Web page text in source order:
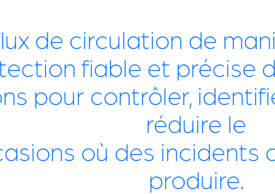
de circulation de
fiable et précise
pour contrôler,
réduire le
où des incidents
produire.